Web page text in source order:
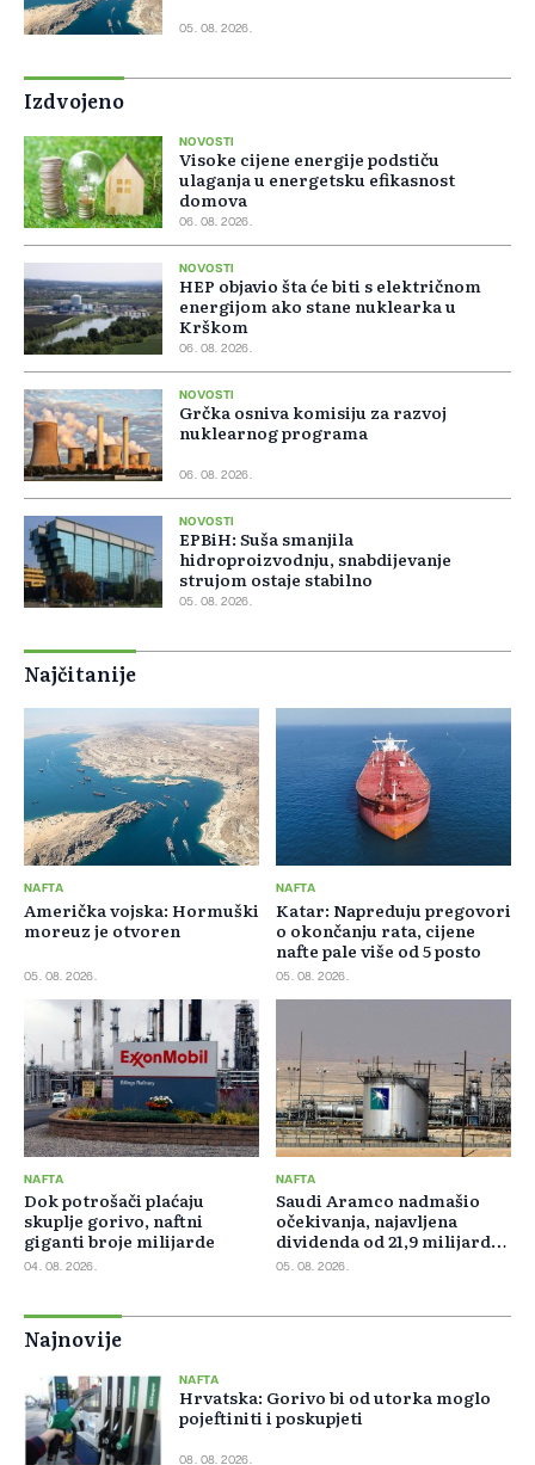
05. 08. 2026.
Izdvojeno
NOVOSTI
Visoke cijene energije podstiču
ulaganja u energetsku efikasnost
domova
06. 08. 2026.
NOVOSTI
HEP objavio šta će biti s električnom
energijom ako stane nuklearka u
Krškom
06. 08. 2026.
NOVOSTI
Grčka osniva komisiju za razvoj
nuklearnog programa
06. 08. 2026.
NOVOSTI
EPBiH: Suša smanjila
hidroproizvodnju, snabdijevanje
strujom ostaje stabilno
05. 08. 2026.
Najčitanije
NAFTA
Američka vojska: Hormuški
moreuz je otvoren
05. 08. 2026.
NAFTA
Katar: Napreduju pregovori
o okončanju rata, cijene
nafte pale više od 5 posto
05. 08. 2026.
NAFTA
Dok potrošači plaćaju
skuplje gorivo, naftni
giganti broje milijarde
04. 08. 2026.
NAFTA
Saudi Aramco nadmašio
očekivanja, najavljena
dividenda od 21,9 milijardi
dolara
05. 08. 2026.
Najnovije
NAFTA
Hrvatska: Gorivo bi od utorka moglo
pojeftiniti i poskupjeti
08. 08. 2026.